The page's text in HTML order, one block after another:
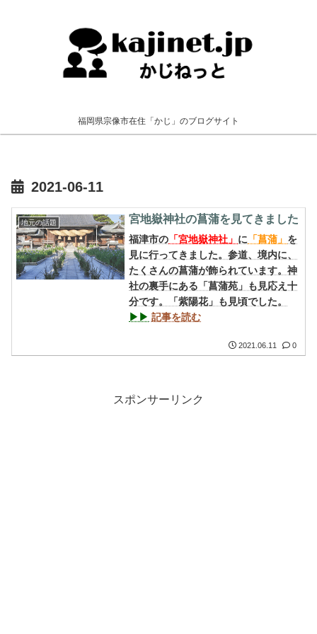
福岡県宗像市在住「かじ」のブログサイト
2021-06-11
地元の話題 宮地嶽神社の菖蒲を見てきました
福津市の 「宮地嶽神社」 に 「菖蒲」 を
見に行ってきました。参道、境内に、
たくさんの菖蒲が飾られています。神
社の裏手にある「菖蒲苑」も見応え十
分です。「紫陽花」も見頃でした。
▶︎▶︎ 記事を読む
2021.06.11 0
スポンサーリンク